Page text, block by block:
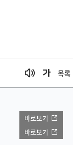
목록
바로보기
바로보기